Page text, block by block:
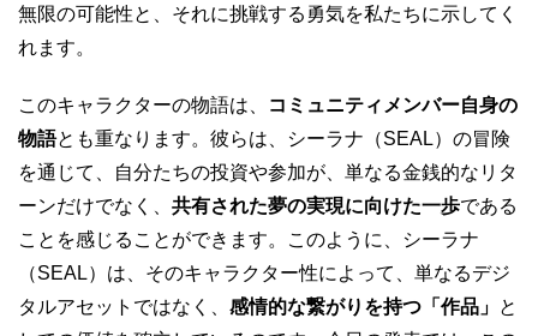
無限の可能性と、それに挑戦する勇気を私たちに示してく
れます。
このキャラクターの物語は、
コミュニティメンバー自身の
物語とも重なります。彼らは、シーラナ（SEAL）の冒険
を通じて、自分たちの投資や参加が、単なる金銭的なリタ
ーンだけでなく、 共有された夢の実現に向けた一歩である
ことを感じることができます。このように、シーラナ
（SEAL）は、そのキャラクター性によって、単なるデジ
タルアセットではなく、 感情的な繋がりを持つ「作品」
と